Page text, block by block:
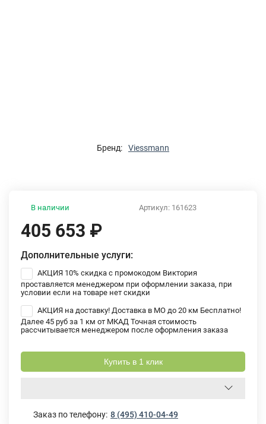
Бренд: Viessmann
Артикул: 161623
В наличии
405 653 ₽
Дополнительные услуги:
АКЦИЯ 10% скидка с промокодом Виктория
проставляется менеджером при оформлении заказа, при
условии если на товаре нет скидки
АКЦИЯ на доставку! Доставка в МО до 20 км Бесплатно!
Далее 45 руб за 1 км от МКАД Точная стоимость
рассчитывается менеджером после оформления заказа
Купить в 1 клик
Заказ по телефону: 8 (495) 410-04-49